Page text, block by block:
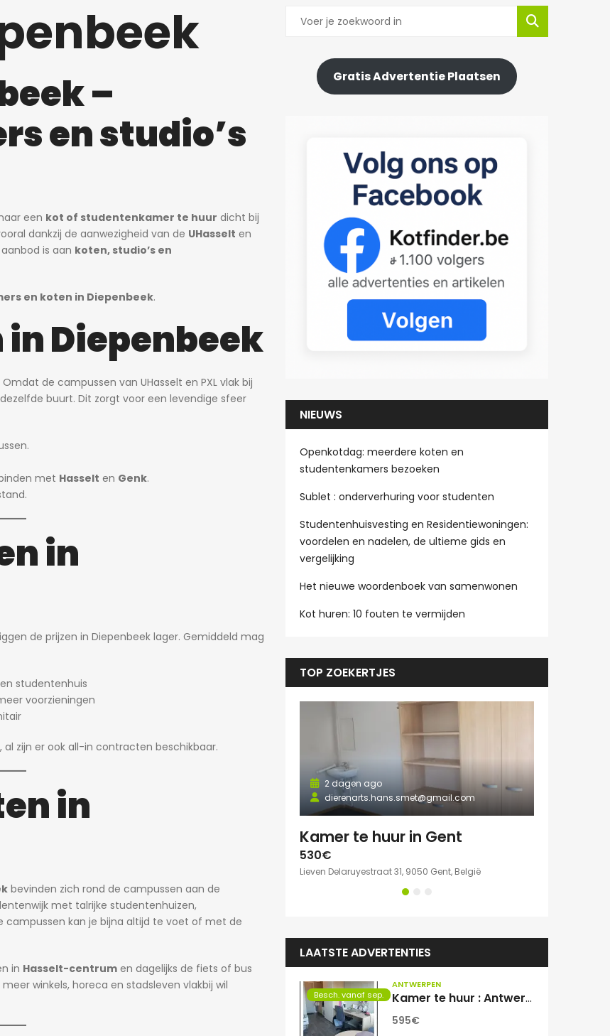
–
en studio’s
een kot of studentenkamer te huur dicht bij
dankzij de aanwezigheid van de UHasselt en
is aan koten, studio’s en
en koten in Diepenbeek.
Diepenbeek
Omdat de campussen van UHasselt en PXL vlak bij
buurt. Dit zorgt voor een levendige sfeer
met Hasselt en Genk.
in
de prijzen in Diepenbeek lager. Gemiddeld mag
studentenhuis
voorzieningen
zijn er ook all-in contracten beschikbaar.
in
bevinden zich rond de campussen aan de
met talrijke studentenhuizen,
campussen kan je bijna altijd te voet of met de
in Hasselt-centrum en dagelijks de fiets of bus
winkels, horeca en stadsleven vlakbij wil
Gratis Advertentie Plaatsen
NIEUWS
Openkotdag: meerdere koten en
studentenkamers bezoeken
Sublet : onderverhuring voor studenten
Studentenhuisvesting en Residentiewoningen:
voordelen en nadelen, de ultieme gids en
vergelijking
Het nieuwe woordenboek van samenwonen
Kot huren: 10 fouten te vermijden
TOP ZOEKERTJES
Heidi dierenarts.hans.smet@gmail.com
2 dagen ago
Kamer te huur in Gent
530€
Lieven Delaruyestraat 31, 9050 Gent, België
LAATSTE ADVERTENTIES
Besch. vanaf sep.
ANTWERPEN
Kamer te huur : Antwerpen Zuid
595€